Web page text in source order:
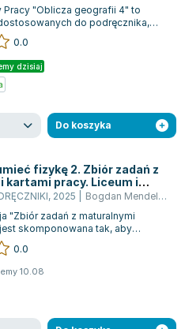
Pracy "Oblicza geografii 4" to
do podręcznika,
się do egzaminu...
0.0
dzisiaj
Do koszyka
fizykę 2. Zbiór zadań z
kartami pracy. Liceum i
rozszerzony. Edycja
, 2025 Bogdan Mendel
,
"Zbiór zadań z maturalnymi
skomponowana tak, aby
"NOWE Zrozumieć fi...
0.0
10.08